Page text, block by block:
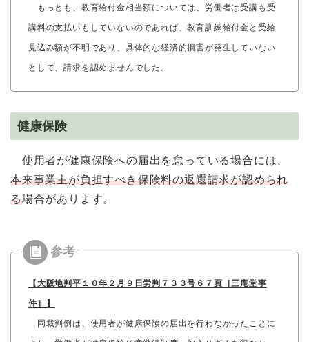
もっとも、教育給付金相当額については、労働者は受講も受
講料の支払いもしていないのであれば、教育訓練給付金と受給
見込み額が不明であり、具体的な経済的損害が発生していない
として、請求を認めませんでした。
健康保険
使用者が健康保険への届出を怠っている場合には、
本来事業主が負担すべき保険料の返還請求が認められ
る場合があります。
【大阪地判平１０年２月９日労判７３３号６７頁［三庵堂事
件］】
同裁判例は、使用者が健康保険の届出を行わなかったことに